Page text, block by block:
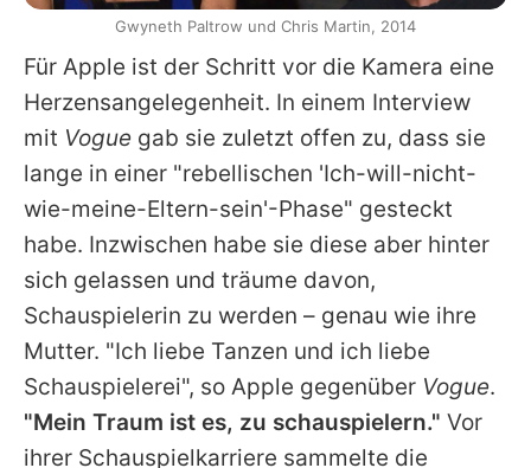
Für Apple ist der Schritt vor die Kamera eine
Herzensangelegenheit. In einem Interview
mit Vogue gab sie zuletzt offen zu, dass sie
lange in einer "rebellischen 'Ich-will-nicht-
wie-meine-Eltern-sein'-Phase" gesteckt
habe. Inzwischen habe sie diese aber hinter
sich gelassen und träume davon,
Schauspielerin zu werden – genau wie ihre
Mutter. "Ich liebe Tanzen und ich liebe
Schauspielerei", so Apple gegenüber Vogue.
"Mein Traum ist es, zu schauspielern." Vor
ihrer Schauspielkarriere sammelte die
Gwyneth Paltrow und Chris Martin, 2014